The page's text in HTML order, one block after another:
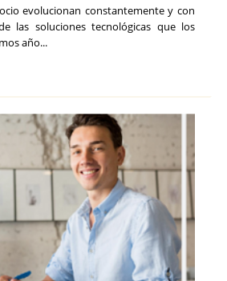
e IA
evolucionan constantemente y con
las soluciones tecnológicas que los
año...